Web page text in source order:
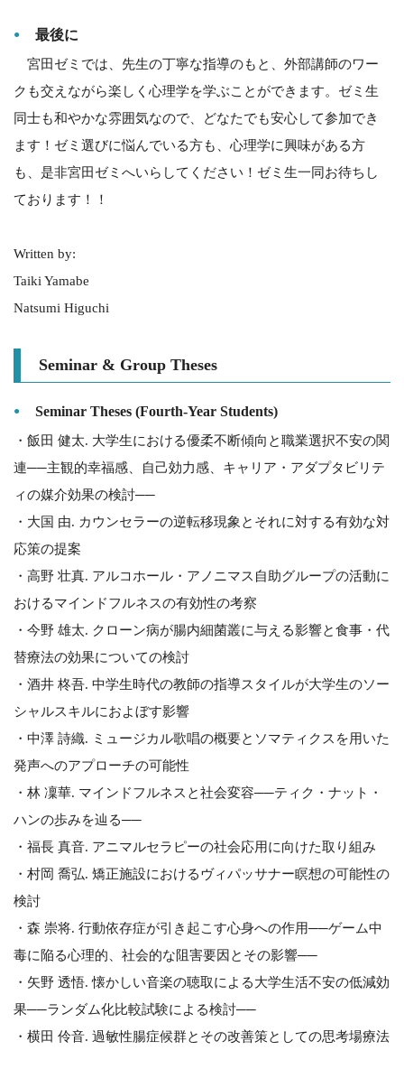
最後に
宮田ゼミでは、先生の丁寧な指導のもと、外部講師のワー
クも交えながら楽しく心理学を学ぶことができます。ゼミ生
同士も和やかな雰囲気なので、どなたでも安心して参加でき
ます！ゼミ選びに悩んでいる方も、心理学に興味がある方
も、是非宮田ゼミへいらしてください！ゼミ生一同お待ちし
ております！！
Written by:
Taiki Yamabe
Natsumi Higuchi
Seminar & Group Theses
Seminar Theses (Fourth-Year Students)
・飯田 健太. 大学生における優柔不断傾向と職業選択不安の関
連──主観的幸福感、自己効力感、キャリア・アダプタビリテ
ィの媒介効果の検討──
・大国 由. カウンセラーの逆転移現象とそれに対する有効な対
応策の提案
・高野 壮真. アルコホール・アノニマス自助グループの活動に
おけるマインドフルネスの有効性の考察
・今野 雄太. クローン病が腸内細菌叢に与える影響と食事・代
替療法の効果についての検討
・酒井 柊吾. 中学生時代の教師の指導スタイルが大学生のソー
シャルスキルにおよぼす影響
・中澤 詩織. ミュージカル歌唱の概要とソマティクスを用いた
発声へのアプローチの可能性
・林 凜華. マインドフルネスと社会変容──ティク・ナット・
ハンの歩みを辿る──
・福長 真音. アニマルセラピーの社会応用に向けた取り組み
・村岡 喬弘. 矯正施設におけるヴィパッサナー瞑想の可能性の
検討
・森 崇将. 行動依存症が引き起こす心身への作用──ゲーム中
毒に陥る心理的、社会的な阻害要因とその影響──
・矢野 透悟. 懐かしい音楽の聴取による大学生活不安の低減効
果──ランダム化比較試験による検討──
・横田 伶音. 過敏性腸症候群とその改善策としての思考場療法